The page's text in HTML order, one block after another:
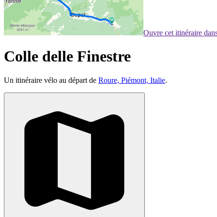
Ouvre cet itinéraire
Colle delle Finestre
Un itinéraire vélo au départ de Roure, Piémont, Italie.